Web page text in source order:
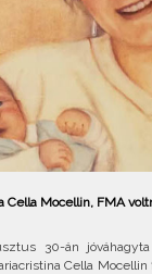
Cella Mocellin, FMA
30-án
Cella Mocellin